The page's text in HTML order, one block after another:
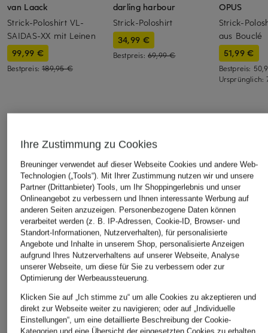
van Laack
Strick-Poloshirt VL-
SAIDAS-XX mit Leinen
99,99 €
Bestpreis:189,95 €
darling harbour
Strick-Poloshirt
34,99 €
Bestpreis: 69,99 €
OPUS
Strick-
aus Bouclé
51,99 €
Bestpreis:
Ursprünglich:
Ihre Zustimmung zu Cookies
Breuninger verwendet auf dieser Webseite Cookies und andere Web-
Technologien („Tools“). Mit Ihrer Zustimmung nutzen wir und unsere
Partner (Drittanbieter) Tools, um Ihr Shoppingerlebnis und unser
Onlineangebot zu verbessern und Ihnen interessante Werbung auf
anderen Seiten anzuzeigen. Personenbezogene Daten können
verarbeitet werden (z. B. IP-Adressen, Cookie-ID, Browser- und
Standort-Informationen, Nutzerverhalten), für personalisierte
Angebote und Inhalte in unserem Shop, personalisierte Anzeigen
aufgrund Ihres Nutzerverhaltens auf unserer Webseite, Analyse
unserer Webseite, um diese für Sie zu verbessern oder zur
Optimierung der Werbeaussteuerung.
Klicken Sie auf „Ich stimme zu“ um alle Cookies zu akzeptieren und
direkt zur Webseite weiter zu navigieren; oder auf „Individuelle
Einstellungen“, um eine detaillierte Beschreibung der Cookie-
Kategorien und eine Übersicht der eingesetzten Cookies zu erhalten